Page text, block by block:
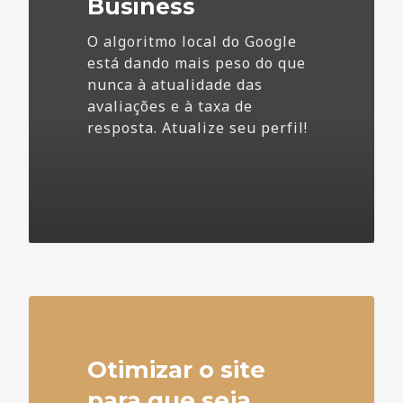
Business
O algoritmo local do Google
está dando mais peso do que
nunca à atualidade das
avaliações e à taxa de
resposta. Atualize seu perfil!
Otimizar o site